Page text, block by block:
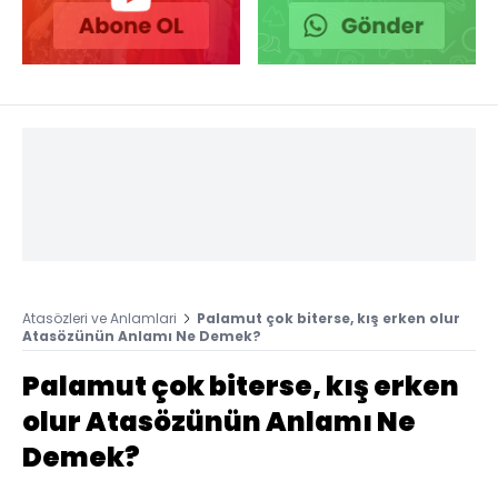
Atasözleri ve Anlamlari
Palamut çok biterse, kış erken olur
Atasözünün Anlamı Ne Demek?
Palamut çok biterse, kış erken
olur Atasözünün Anlamı Ne
Demek?